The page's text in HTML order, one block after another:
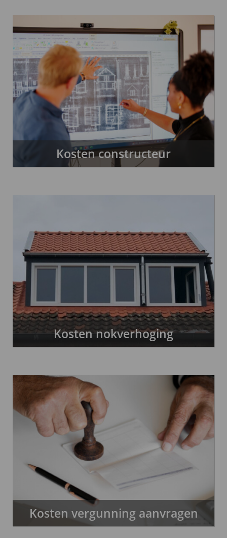
Kosten constructeur
Kosten nokverhoging
Kosten vergunning aanvragen